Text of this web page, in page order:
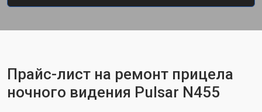
Прайс-лист на ремонт прицела
ночного видения Pulsar N455